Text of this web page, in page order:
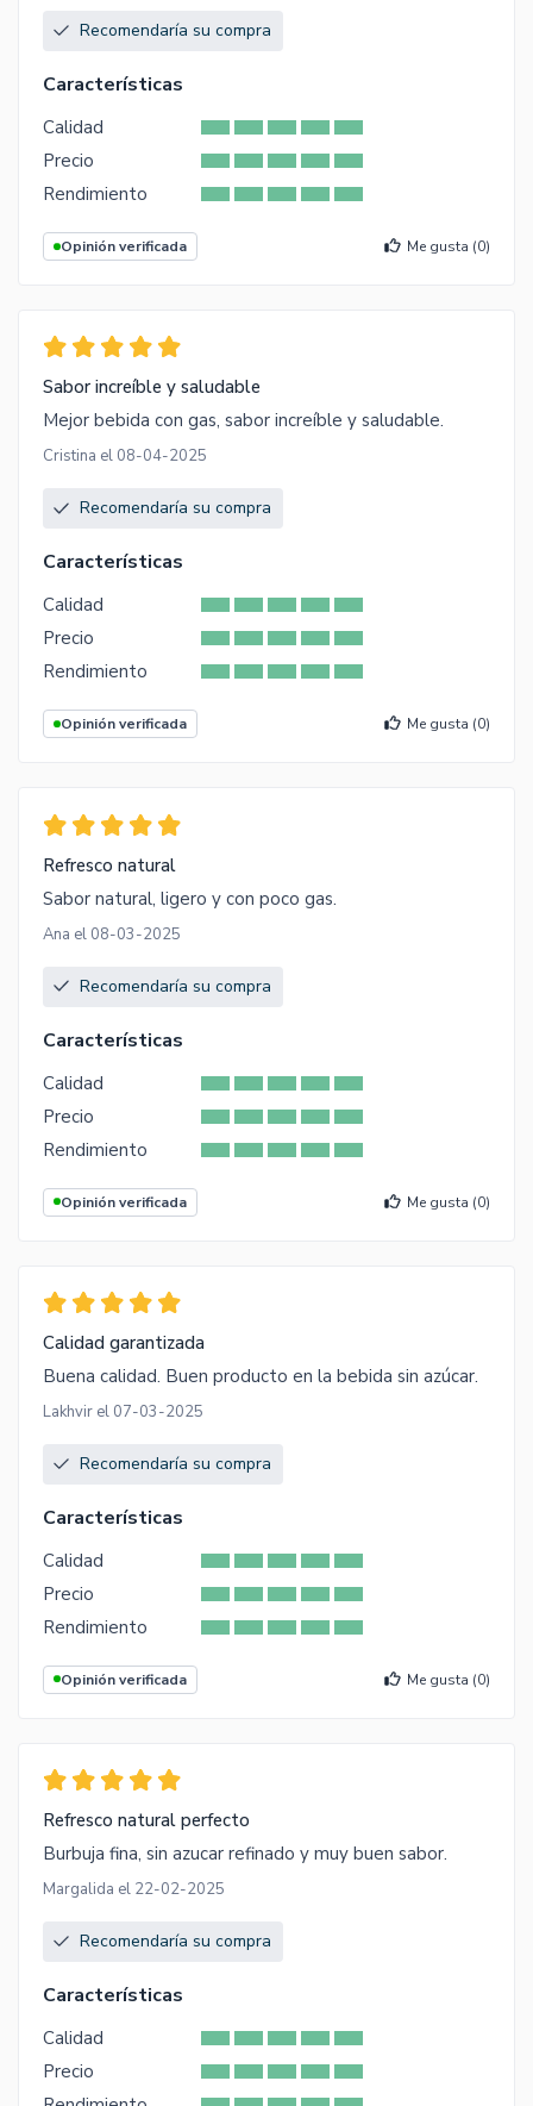
Recomendaría su compra
Características
Calidad
Precio
Rendimiento
Opinión verificada Me gusta (0)
Sabor increíble y saludable
Mejor bebida con gas, sabor increíble y saludable.
Cristina el 08-04-2025
Recomendaría su compra
Características
Calidad
Precio
Rendimiento
Opinión verificada Me gusta (0)
Refresco natural
Sabor natural, ligero y con poco gas.
Ana el 08-03-2025
Recomendaría su compra
Características
Calidad
Precio
Rendimiento
Opinión verificada Me gusta (0)
Calidad garantizada
Buena calidad. Buen producto en la bebida sin azúcar.
Lakhvir el 07-03-2025
Recomendaría su compra
Características
Calidad
Precio
Rendimiento
Opinión verificada Me gusta (0)
Refresco natural perfecto
Burbuja fina, sin azucar refinado y muy buen sabor.
Margalida el 22-02-2025
Recomendaría su compra
Características
Calidad
Precio